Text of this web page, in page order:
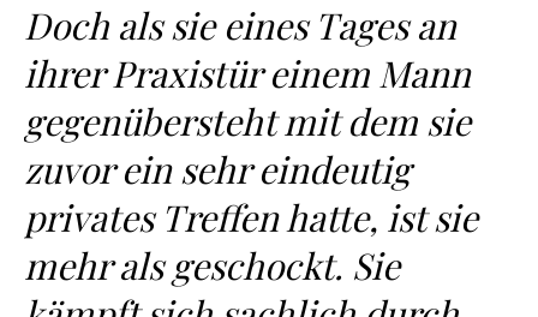
Doch als sie eines Tages an
ihrer Praxistür einem Mann
gegenübersteht mit dem sie
zuvor ein sehr eindeutig
privates Treffen hatte, ist sie
mehr als geschockt. Sie